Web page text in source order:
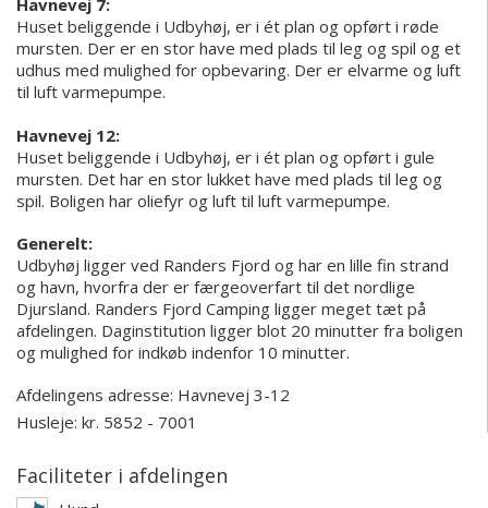
Huset beliggende i Udbyhøj, er i ét plan og opført i røde
mursten. Der er en stor have med plads til leg og spil og et
udhus med mulighed for opbevaring. Der er elvarme og luft
til luft varmepumpe.
Havnevej 12:
Huset beliggende i Udbyhøj, er i ét plan og opført i gule
mursten. Det har en stor lukket have med plads til leg og
spil. Boligen har oliefyr og luft til luft varmepumpe.
Generelt:
Udbyhøj ligger ved Randers Fjord og har en lille fin strand
og havn, hvorfra der er færgeoverfart til det nordlige
Djursland. Randers Fjord Camping ligger meget tæt på
afdelingen. Daginstitution ligger blot 20 minutter fra boligen
og mulighed for indkøb indenfor 10 minutter.
Afdelingens adresse: Havnevej 3-12
Husleje: kr. 5852 - 7001
Faciliteter i afdelingen